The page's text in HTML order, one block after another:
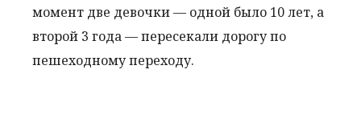
момент две девочки — одной было 10 лет, а
второй 3 года — пересекали дорогу по
пешеходному переходу.